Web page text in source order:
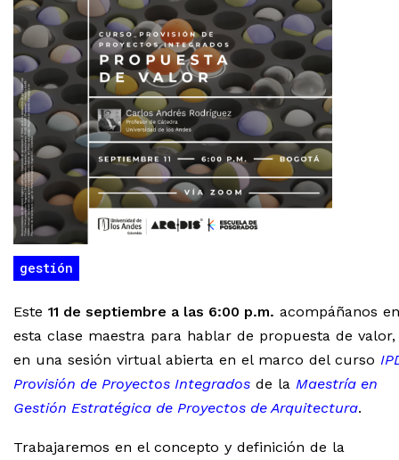
gestión
Este 11 de septiembre a las 6:00 p.m. acompáñanos en
esta clase maestra para hablar de propuesta de valor,
en una sesión virtual abierta en el marco del curso
Provisión de Proyectos Integrados de la Maestría en
Gestión Estratégica de Proyectos de Arquitectura.
Trabajaremos en el concepto y definición de la